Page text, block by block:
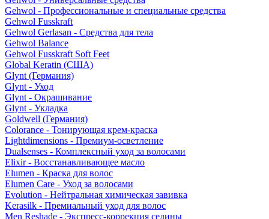
Gehwol - Профессиональные и специальные средства
Gehwol Fusskraft
Gehwol Gerlasan - Средства для тела
Gehwol Balance
Gehwol Fusskraft Soft Feet
Global Keratin (США)
Glynt (Германия)
Glynt - Уход
Glynt - Окрашивание
Glynt - Укладка
Goldwell (Германия)
Colorance - Тонирующая крем-краска
Lightdimensions - Премиум-осветление
Dualsenses - Комплексный уход за волосами
Elixir - Восстанавливающее масло
Elumen - Краска для волос
Elumen Care - Уход за волосами
Evolution - Нейтральная химическая завивка
Kerasilk - Премиальный уход для волос
Men Reshade - Экспресс-коррекция седины